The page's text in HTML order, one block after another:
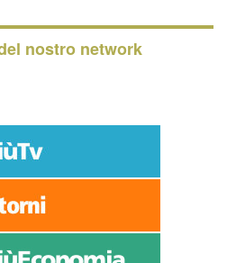
nostro network